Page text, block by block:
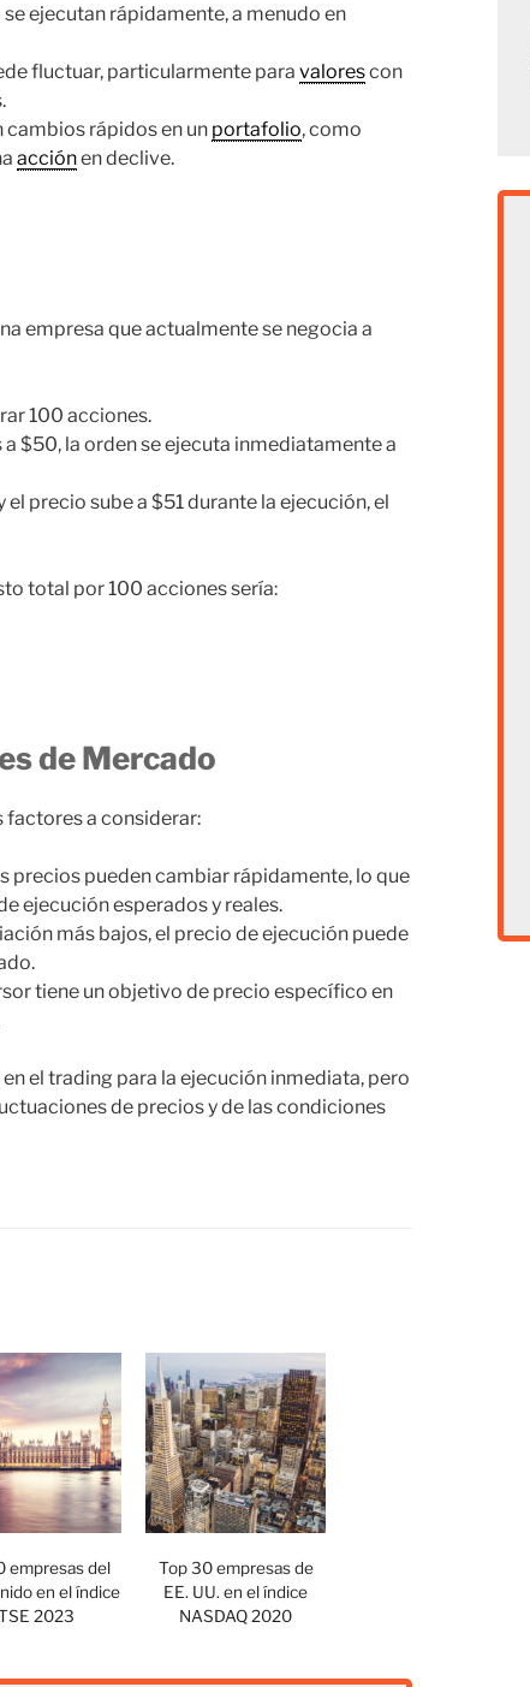
ejecutan rápidamente, a menudo en
fluctuar, particularmente paravalorescon
cambios rápidos en un portafolio, como
acciónen declive.
empresa que actualmente se negocia a
100 acciones.
$50, la orden se ejecuta inmediatamente a
precio sube a $51 durante la ejecución, el
total por 100 acciones sería:
de Mercado
factores a considerar:
precios pueden cambiar rápidamente, lo que
ejecución esperados y reales.
más bajos, el precio de ejecución puede
tiene un objetivo de precio específico en
el trading para la ejecución inmediata, pero
de precios y de las condiciones
empresas del
en el índice
2023
Top 30 empresas de
EE. UU. en el índice
NASDAQ 2020